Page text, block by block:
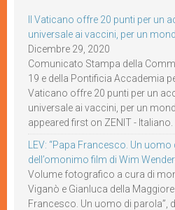
Il Vaticano offre 20 punti per un
universale ai vaccini, per un
Dicembre 29, 2020
Comunicato Stampa della
19 e della Pontificia Accademia
Vaticano offre 20 punti per un
universale ai vaccini, per un
appeared first on ZENIT - Italiano.
LEV: “Papa Francesco. Un
dell’omonimo film di Wim
Volume fotografico a cura di
Viganò e Gianluca della
Francesco. Un uomo di parola”,